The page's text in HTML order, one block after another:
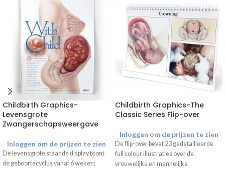
Childbirth Graphics-
Levensgrote
Zwangerschapsweergave
Inloggen om de prijzen te zien
De levensgrote staande display toont
de geboortecyclus vanaf 6 weken;
Childbirth Graphics-The
Classic Series Flip-over
Inloggen om de prijzen te zien
De flip-over bevat 23 gedetailleerde
full colour illustraties over de
vrouwelijke en mannelijke